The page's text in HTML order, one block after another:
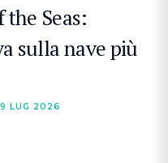
Seas:
sulla nave più
9 LUG 2026